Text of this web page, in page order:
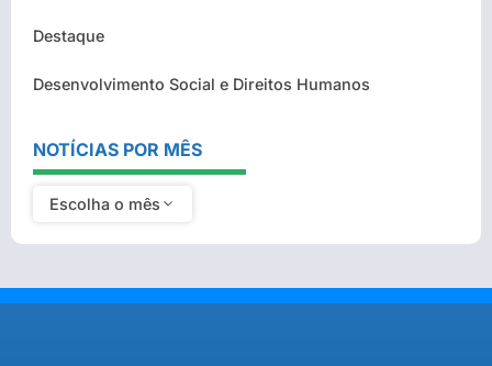
Destaque
Desenvolvimento Social e Direitos Humanos
NOTÍCIAS POR MÊS
Escolha o mês